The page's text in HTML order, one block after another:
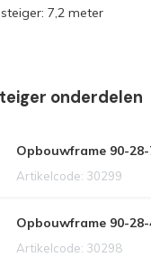
7,2 meter
onderdelen
Opbouwframe 90-28-
Artikelcode: 30299
Opbouwframe 90-28-
Artikelcode: 30298